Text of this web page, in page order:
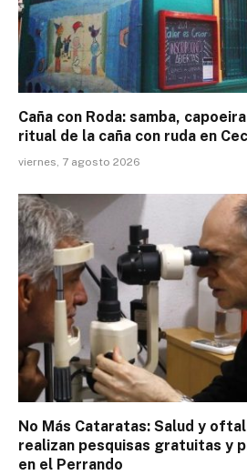
Caña con Roda: samba,
ritual de la caña con ruda en
viernes, 7 agosto 2026
No Más Cataratas: Salud y
realizan pesquisas gratuitas y
en el Perrando